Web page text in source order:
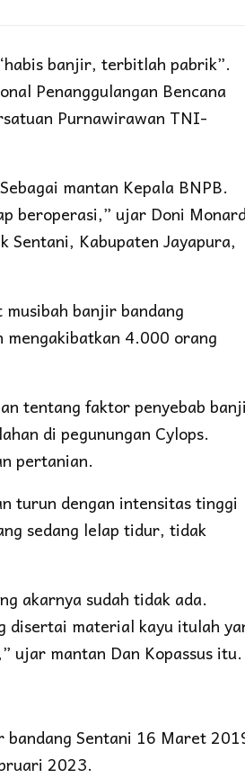
banjir, terbitlah pabrik”.
Penanggulangan Bencana
Purnawirawan TNI-
mantan Kepala BNPB.
beroperasi,” ujar Doni
Kabupaten Jayapura,
banjir bandang
mengakibatkan 4.000 orang
tentang faktor penyebab
di pegunungan Cylops.
pertanian.
turun dengan intensitas tinggi
sedang lelap tidur, tidak
akarnya sudah tidak ada.
disertai material kayu itulah
ujar mantan Dan Kopassus itu.
Sentani 16 Maret
2023.